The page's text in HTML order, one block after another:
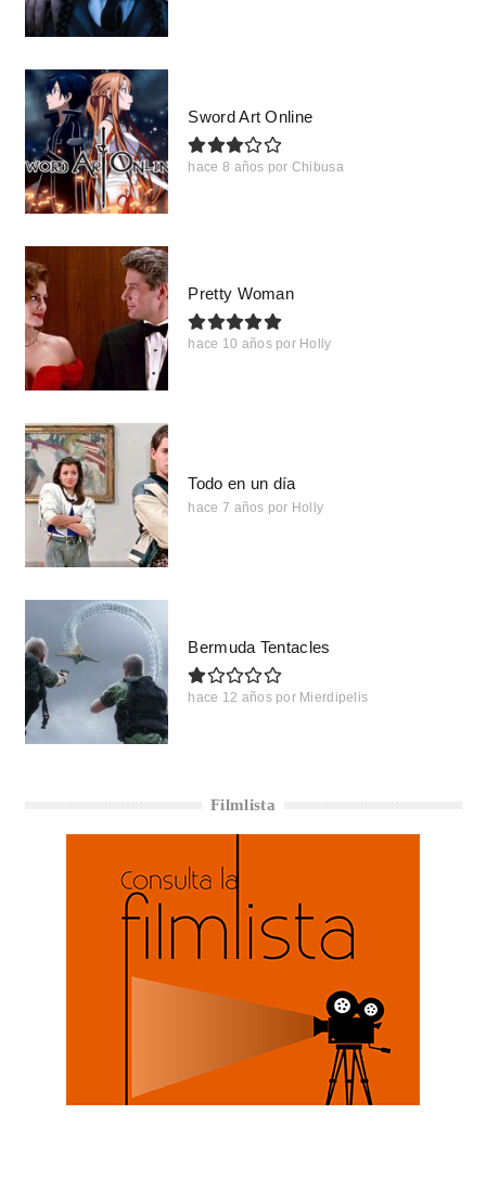
Sword Art Online
hace 8 años por Chibusa
Pretty Woman
hace 10 años por Holly
Todo en un día
hace 7 años por Holly
Bermuda Tentacles
hace 12 años por Mierdipelis
Filmlista